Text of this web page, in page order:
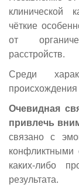
клинической
чёткие
от
расстройств.
Среди
Очевидная
привлечь
связано с
конфликтными
каких-либо
результата.